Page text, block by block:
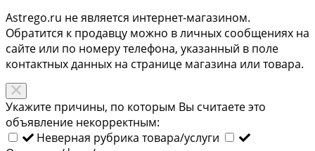
Astrego.ru не является интернет-магазином.
Обратится к продавцу можно в личных сообщениях на
сайте или по номеру телефона, указанный в поле
контактных данных на странице магазина или товара.
Укажите причины, по которым Вы считаете это
объявление некорректным:
Неверная рубрика товара/услуги